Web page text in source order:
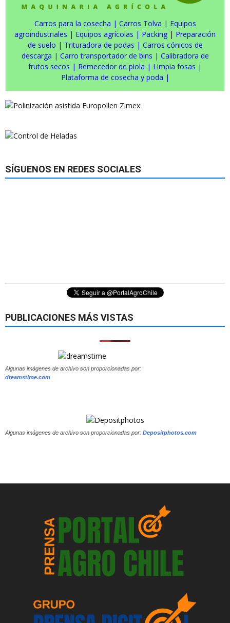
Carros para la cosecha | Carros Tolva | Equipos
agroindustriales | Equipos agrícolas | Packing | Preparación
de suelo | Trituradora de podas | Carros cónicos de
descarga | Carro transportador de bins | Calibradora de
frutos secos | Remecedor de piola | Limpia fosas |
Plataforma de cosecha y poda |
SÍGUENOS EN REDES SOCIALES
PUBLICACIONES MÁS VISTAS
Algunas imágenes de archivo son proporcionadas por:
dreamstime.com
Algunas imágenes de archivo son proporcionadas por: Depositphotos.com